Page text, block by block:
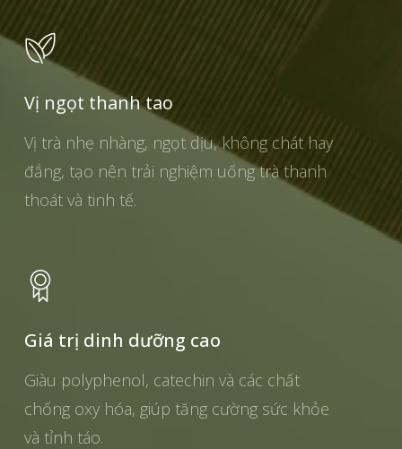
Vị ngọt thanh tao
Vị trà nhẹ nhàng, ngọt dịu, không chát hay
đắng, tạo nên trải nghiệm uống trà thanh
thoát và tinh tế.
Giá trị dinh dưỡng cao
Giàu polyphenol, catechin và các chất
chống oxy hóa, giúp tăng cường sức khỏe
và tỉnh táo.